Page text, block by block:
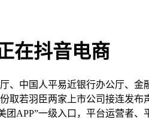
在抖音电商
中国人平易近银行办公厅、金
取若羽臣两家上市公司接连发
团APP”一级入口，平台运营者